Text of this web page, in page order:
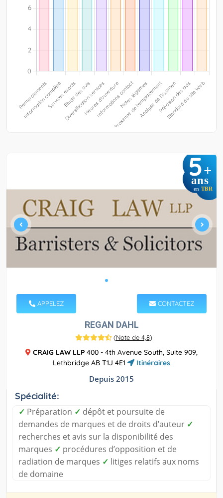
5+
ans
en TBR
APPELEZ CONTACTEZ
REGAN DAHL
(Note de 4,8)
CRAIG LAW LLP 400 - 4th Avenue South, Suite 909,
Lethbridge AB T1J 4E1
Itinéraires
Depuis 2015
Spécialité:
✓ Préparation ✓ dépôt et poursuite de
demandes de marques et de droits d’auteur ✓
recherches et avis sur la disponibilité des
marques ✓ procédures d’opposition et de
radiation de marques ✓ litiges relatifs aux noms
de domaine